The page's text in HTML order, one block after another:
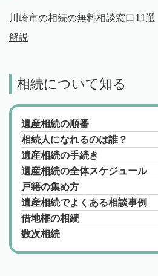
川崎市の相続の無料相談窓口11
解説
相続について知る
遺産相続の順番
相続人になれるのは誰？
遺産相続の手続き
遺産相続の全体スケジュール
戸籍の集め方
遺産相続でよくある相談事例
借地権の相続
数次相続